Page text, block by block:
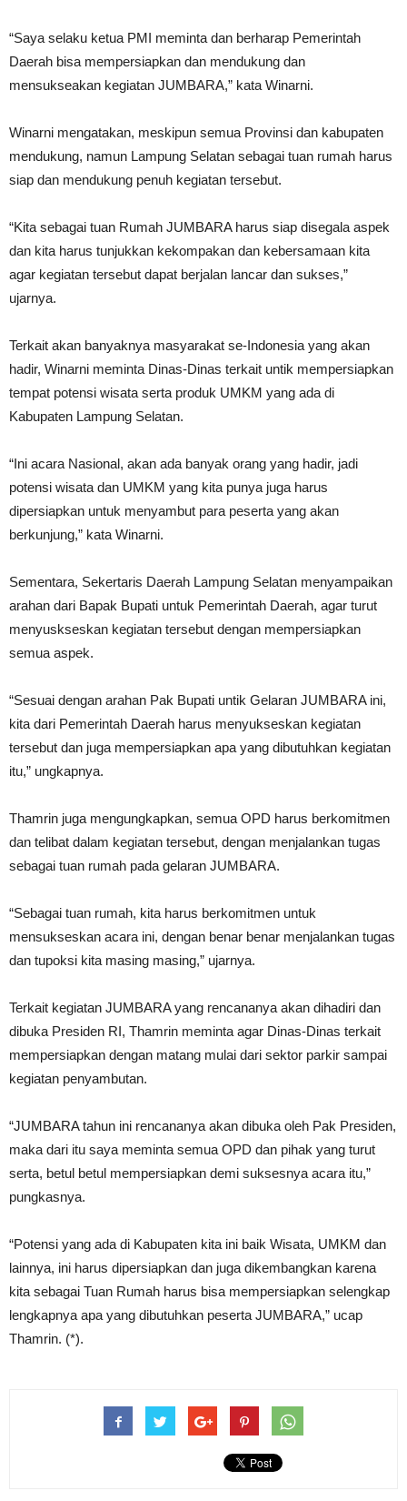
“Saya selaku ketua PMI meminta dan berharap Pemerintah
Daerah bisa mempersiapkan dan mendukung dan
mensukseakan kegiatan JUMBARA,” kata Winarni.
Winarni mengatakan, meskipun semua Provinsi dan kabupaten
mendukung, namun Lampung Selatan sebagai tuan rumah harus
siap dan mendukung penuh kegiatan tersebut.
“Kita sebagai tuan Rumah JUMBARA harus siap disegala aspek
dan kita harus tunjukkan kekompakan dan kebersamaan kita
agar kegiatan tersebut dapat berjalan lancar dan sukses,”
ujarnya.
Terkait akan banyaknya masyarakat se-Indonesia yang akan
hadir, Winarni meminta Dinas-Dinas terkait untik mempersiapkan
tempat potensi wisata serta produk UMKM yang ada di
Kabupaten Lampung Selatan.
“Ini acara Nasional, akan ada banyak orang yang hadir, jadi
potensi wisata dan UMKM yang kita punya juga harus
dipersiapkan untuk menyambut para peserta yang akan
berkunjung,” kata Winarni.
Sementara, Sekertaris Daerah Lampung Selatan menyampaikan
arahan dari Bapak Bupati untuk Pemerintah Daerah, agar turut
menyuskseskan kegiatan tersebut dengan mempersiapkan
semua aspek.
“Sesuai dengan arahan Pak Bupati untik Gelaran JUMBARA ini,
kita dari Pemerintah Daerah harus menyukseskan kegiatan
tersebut dan juga mempersiapkan apa yang dibutuhkan kegiatan
itu,” ungkapnya.
Thamrin juga mengungkapkan, semua OPD harus berkomitmen
dan telibat dalam kegiatan tersebut, dengan menjalankan tugas
sebagai tuan rumah pada gelaran JUMBARA.
“Sebagai tuan rumah, kita harus berkomitmen untuk
mensukseskan acara ini, dengan benar benar menjalankan tugas
dan tupoksi kita masing masing,” ujarnya.
Terkait kegiatan JUMBARA yang rencananya akan dihadiri dan
dibuka Presiden RI, Thamrin meminta agar Dinas-Dinas terkait
mempersiapkan dengan matang mulai dari sektor parkir sampai
kegiatan penyambutan.
“JUMBARA tahun ini rencananya akan dibuka oleh Pak Presiden,
maka dari itu saya meminta semua OPD dan pihak yang turut
serta, betul betul mempersiapkan demi suksesnya acara itu,”
pungkasnya.
“Potensi yang ada di Kabupaten kita ini baik Wisata, UMKM dan
lainnya, ini harus dipersiapkan dan juga dikembangkan karena
kita sebagai Tuan Rumah harus bisa mempersiapkan selengkap
lengkapnya apa yang dibutuhkan peserta JUMBARA,” ucap
Thamrin. (*).